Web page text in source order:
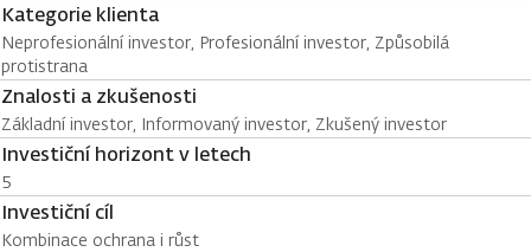
Kategorie klienta
Neprofesionální investor, Profesionální investor, Způsobilá
protistrana
Znalosti a zkušenosti
Základní investor, Informovaný investor, Zkušený investor
Investiční horizont v letech
5
Investiční cíl
Kombinace ochrana i růst